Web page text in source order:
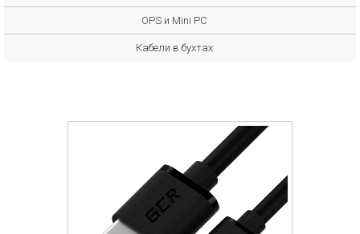
OPS и Mini PC
Кабели в бухтах